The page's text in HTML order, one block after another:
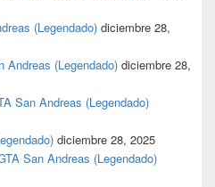
(Legendado) diciembre 28,
Andreas (Legendado) diciembre 28,
San Andreas (Legendado)
diciembre 28, 2025
San Andreas (Legendado)